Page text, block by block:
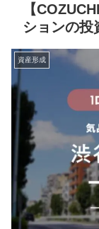
【
ションの投
資産形成